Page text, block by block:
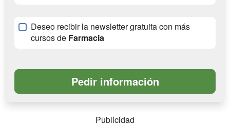
Deseo recibir la newsletter gratuita con más
cursos de Farmacia
Publicidad